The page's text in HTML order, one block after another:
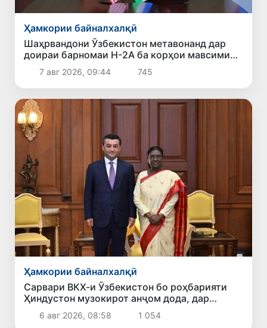
Ҳамкории байналхалқӣ
Шаҳрвандони Ӯзбекистон метавонанд дар
доираи барномаи H-2A ба корҳои мавсимии
кишоварзӣ дар ИМА сафарбар шаванд
7 авг 2026, 09:44 745
Ҳамкории байналхалқӣ
Сарвари ВКХ-и Ӯзбекистон бо роҳбарияти
Ҳиндустон музокирот анҷом дода, дар
Форуми соҳибкории Ӯзбекистону Ҳиндустон
иштирок кард
6 авг 2026, 08:58 1 054